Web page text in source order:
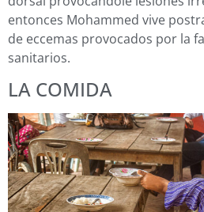
entonces Mohammed vive
de eccemas provocados por la
sanitarios.
LA COMIDA